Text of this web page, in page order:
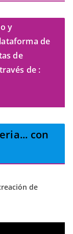
y
de
de
de :
... con
de